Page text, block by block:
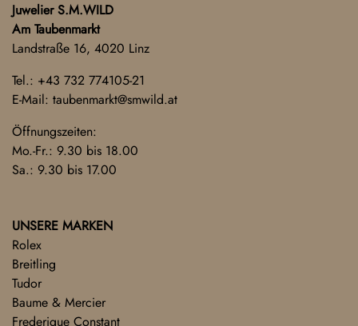
Juwelier S.M.WILD
Am Taubenmarkt
Landstraße 16, 4020 Linz
Tel.: +43 732 774105-21
E-Mail: taubenmarkt@smwild.at
Öffnungszeiten:
Mo.-Fr.: 9.30 bis 18.00
Sa.: 9.30 bis 17.00
UNSERE MARKEN
Rolex
Breitling
Tudor
Baume & Mercier
Frederique Constant